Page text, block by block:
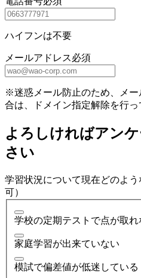
ハイフンは不要
メールアドレス必須
※迷惑メール防止のため、メ
合は、ドメイン指定解除を行っ
よろしければアン
さい
学習状況について現在どのよ
可）
学校の定期テストで点が取れ
家庭学習が出来ていない
模試で偏差値が低迷している